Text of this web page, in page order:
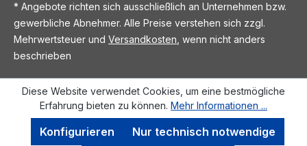
* Angebote richten sich ausschließlich an Unternehmen bzw.
gewerbliche Abnehmer. Alle Preise verstehen sich zzgl.
Mehrwertsteuer und Versandkosten , wenn nicht anders
beschrieben
Diese Website verwendet Cookies, um eine bestmögliche
Erfahrung bieten zu können. Mehr Informationen ...
Nur technisch notwendige
Konfigurieren